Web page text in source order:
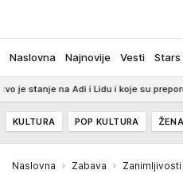
Naslovna Najnovije Vesti Stars
na Adi i Lidu i koje su preporuke
KULTURA POP KULTURA ŽENA
Naslovna Zabava Zanimljivosti